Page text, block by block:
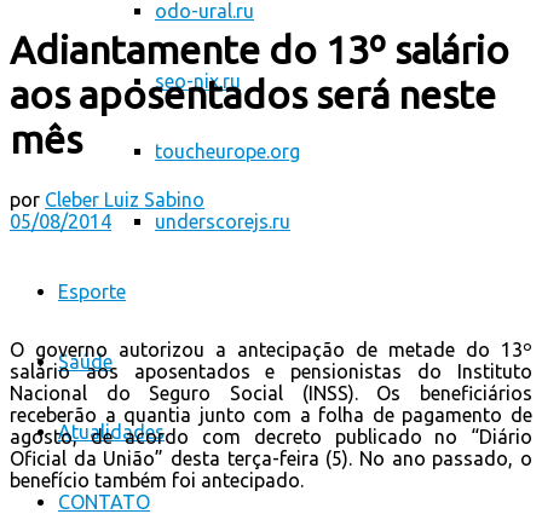
odo-ural.ru
seo-nix.ru
toucheurope.org
underscorejs.ru
Esporte
Saúde
Atualidades
CONTATO
Adiantamente do 13º salário
aos aposentados será neste
mês
por Cleber Luiz Sabino
05/08/2014
O governo autorizou a antecipação de metade do 13º
salário aos aposentados e pensionistas do Instituto
Nacional do Seguro Social (INSS). Os beneficiários
receberão a quantia junto com a folha de pagamento de
agosto, de acordo com decreto publicado no “Diário
Oficial da União” desta terça-feira (5). No ano passado, o
benefício também foi antecipado.